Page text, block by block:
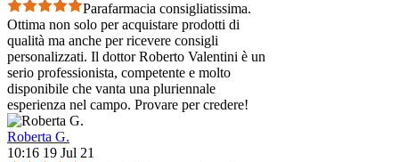
Parafarmacia consigliatissima.
Ottima non solo per acquistare prodotti di
qualità ma anche per ricevere consigli
personalizzati. Il dottor Roberto Valentini è un
serio professionista, competente e molto
disponibile che vanta una pluriennale
esperienza nel campo. Provare per credere!
Roberta G.
10:16 19 Jul 21